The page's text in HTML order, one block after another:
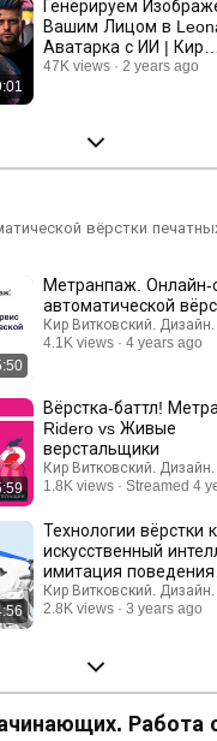
Генерируем
Вашим Лицом в
Аватарка с ИИ | Кир
Витковский
47K views 2 years ago
вёрстки
Метранпаж. Онлайн-
автоматической
Кир Витковский. Дизайн.
4.1K views
4 years ago
Вёрстка-баттл!
Ridero vs Живые
верстальщики
Кир Витковский. Дизайн.
1.8K views
Streamed 4
Технологии вёрстки
искусственный
имитация поведения
человека,
сервисы
Кир Витковский. Дизайн.
2.8K views
3 years ago
Работа